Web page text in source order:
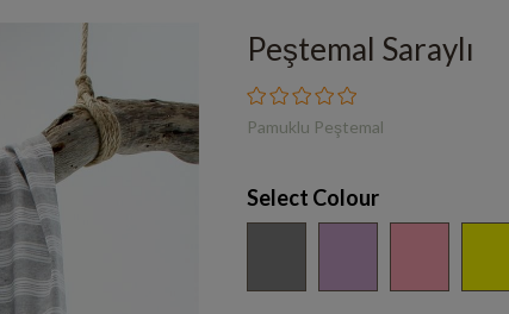
Peştemal Saraylı
Pamuklu Peştemal
Select Colour